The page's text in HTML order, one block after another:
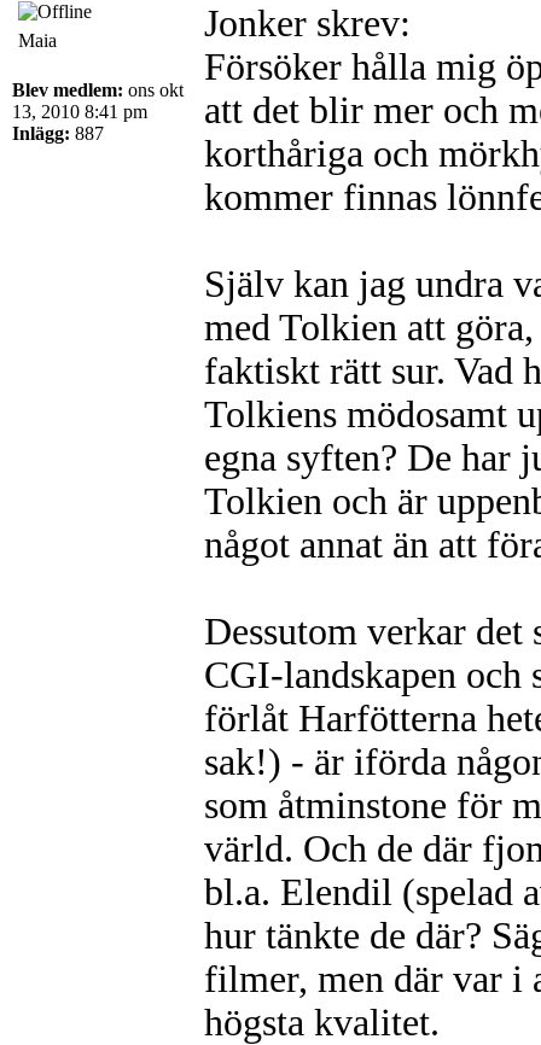
Maia
Blev medlem: ons okt
13, 2010 8:41 pm
Inlägg: 887
Jonker skrev:
Försöker hålla mig
att det blir mer och
korthåriga och
kommer finnas
Själv kan jag undra
med Tolkien att
faktiskt rätt sur. Vad
Tolkiens mödosamt
egna syften? De har
Tolkien och är
något annat än att
Dessutom verkar det
CGI-landskapen och
förlåt Harfötterna
sak!) - är iförda
som åtminstone för
värld. Och de där
bl.a. Elendil (spelad
hur tänkte de där?
filmer, men där var i
högsta kvalitet.